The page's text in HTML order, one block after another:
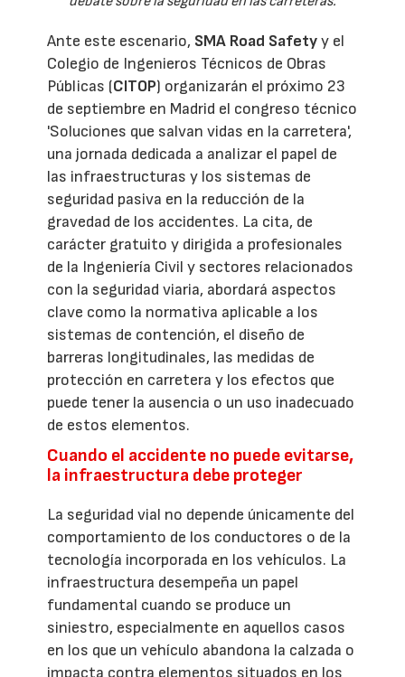
Ante este escenario, SMA Road Safetyy el
Colegio de Ingenieros Técnicos de Obras
Públicas (CITOP) organizarán el próximo 23
de septiembre en Madrid el congreso técnico
'Soluciones que salvan vidas en la carretera',
una jornada dedicada a analizar el papel de
las infraestructuras y los sistemas de
seguridad pasiva en la reducción de la
gravedad de los accidentes. La cita, de
carácter gratuito y dirigida a profesionales
de la Ingeniería Civil y sectores relacionados
con la seguridad viaria, abordará aspectos
clave como la normativa aplicable a los
sistemas de contención, el diseño de
barreras longitudinales, las medidas de
protección en carretera y los efectos que
puede tener la ausencia o un uso inadecuado
de estos elementos.
Cuando el accidente no puede evitarse,
la infraestructura debe proteger
La seguridad vial no depende únicamente del
comportamiento de los conductores o de la
tecnología incorporada en los vehículos. La
infraestructura desempeña un papel
fundamental cuando se produce un
siniestro, especialmente en aquellos casos
en los que un vehículo abandona la calzada o
impacta contra elementos situados en los